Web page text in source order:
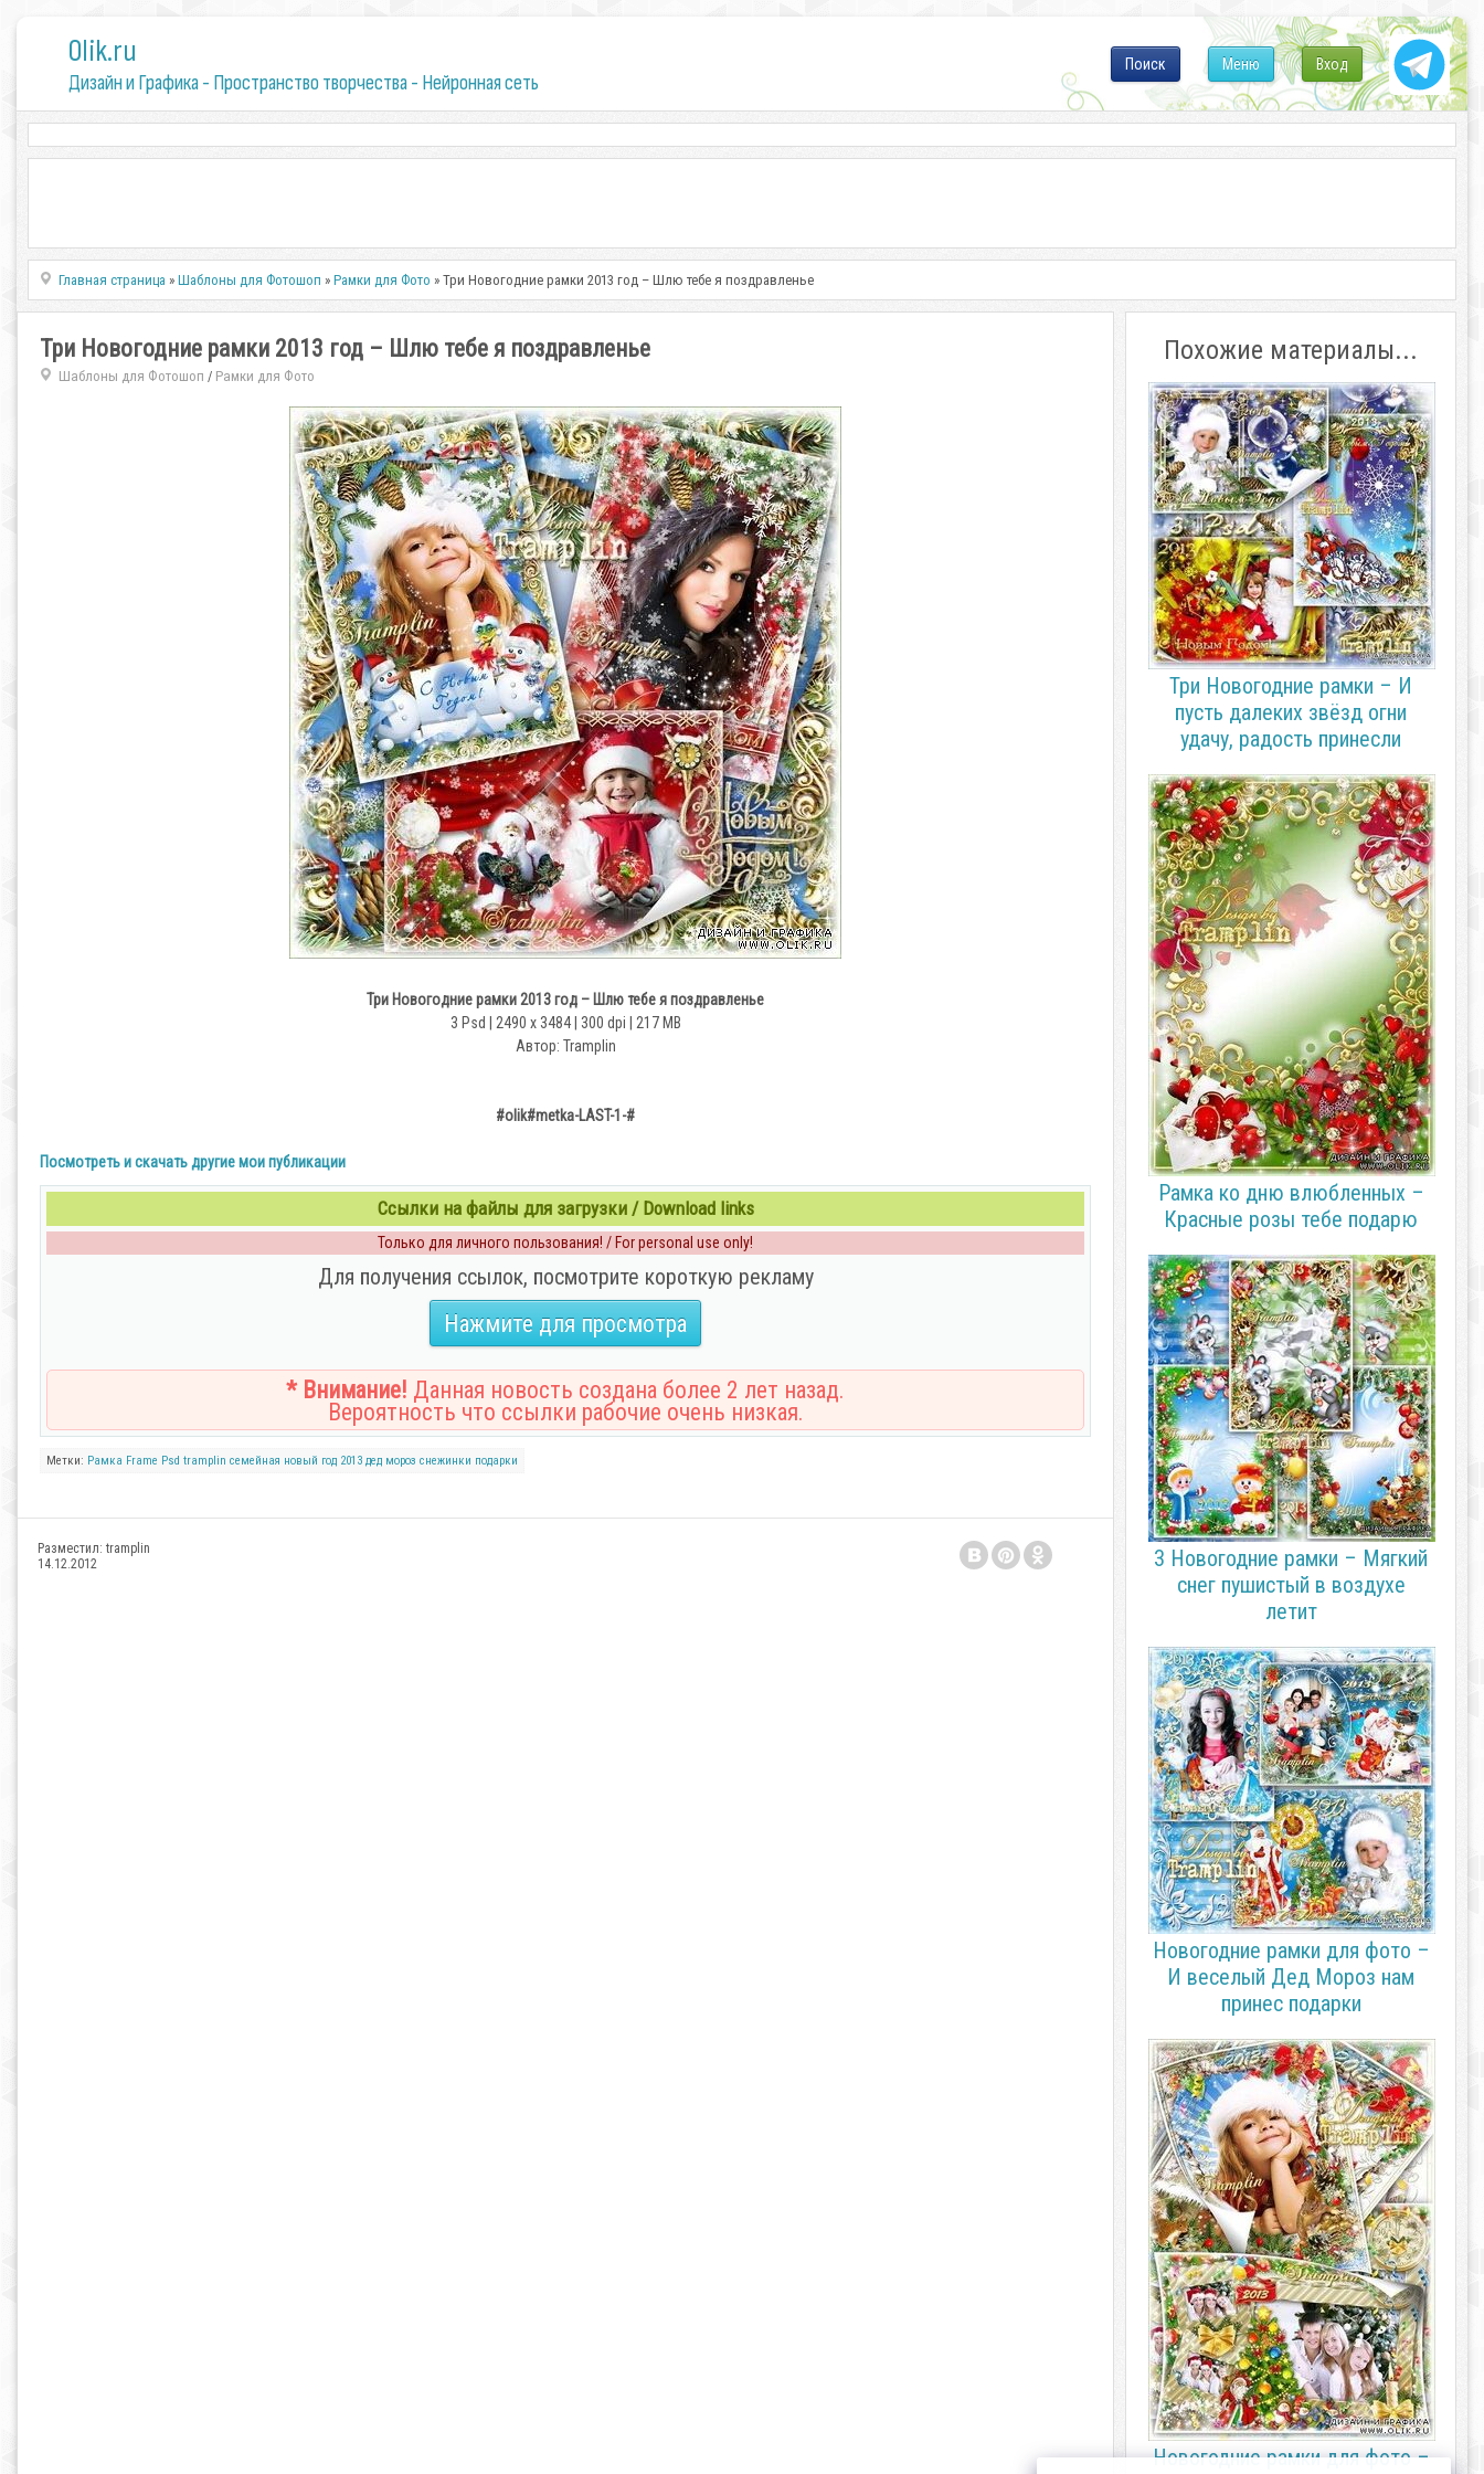
0lik.ru
Дизайн и Графика - Пространство творчества - Нейронная сеть
Вход
Меню
Поиск
Главная страница »Шаблоны для Фотошоп »Рамки для Фото » Три Новогодние рамки 2013 год – Шлю тебе я поздравленье
Три Новогодние рамки 2013 год – Шлю тебе я поздравленье
Шаблоны для Фотошоп / Рамки для Фото
Три Новогодние рамки 2013 год – Шлю тебе я поздравленье
3 Psd | 2490 x 3484 | 300 dpi | 217 MB
Автор: Tramplin
#olik#metka-LAST-1-#
Посмотреть и скачать другие мои публикации
Ссылки на файлы для загрузки / Download links
Только для личного пользования! / For personal use only!
Для получения ссылок, посмотрите короткую рекламу
Нажмите для просмотра
* Внимание! Данная новость создана более 2 лет назад.
Вероятность что ссылки рабочие очень низкая.
Метки: Рамка Frame Psd tramplin семейная новый год 2013 дед мороз снежинки подарки
Разместил: tramplin
14.12.2012
Похожие материалы...
Три Новогодние рамки – И
пусть далеких звёзд огни
удачу, радость принесли
Рамка ко дню влюбленных –
Красные розы тебе подарю
3 Новогодние рамки – Мягкий
снег пушистый в воздухе
летит
Новогодние рамки для фото –
И веселый Дед Мороз нам
принес подарки
Новогодние рамки для фото –